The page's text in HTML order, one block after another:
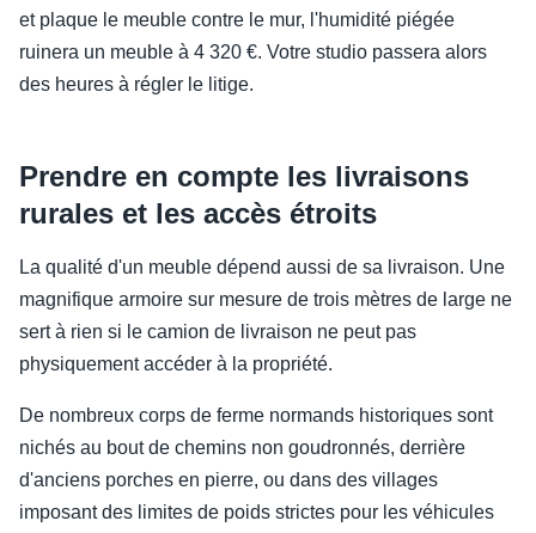
et plaque le meuble contre le mur, l'humidité piégée
ruinera un meuble à 4 320 €. Votre studio passera alors
des heures à régler le litige.
Prendre en compte les livraisons
rurales et les accès étroits
La qualité d'un meuble dépend aussi de sa livraison. Une
magnifique armoire sur mesure de trois mètres de large ne
sert à rien si le camion de livraison ne peut pas
physiquement accéder à la propriété.
De nombreux corps de ferme normands historiques sont
nichés au bout de chemins non goudronnés, derrière
d'anciens porches en pierre, ou dans des villages
imposant des limites de poids strictes pour les véhicules